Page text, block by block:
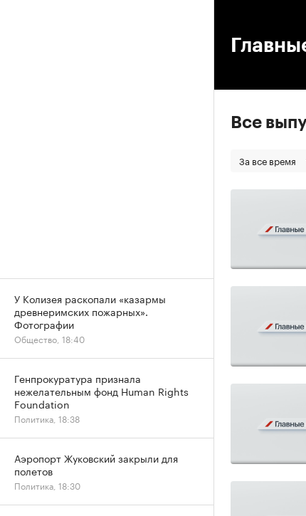
Все
За все время
У Колизея раскопали «казармы
древнеримских пожарных».
Фотографии
Общество, 18:40
Генпрокуратура признала
нежелательным фонд Human Rights
Foundation
Политика, 18:38
Аэропорт Жуковский закрыли для
полетов
Политика, 18:30